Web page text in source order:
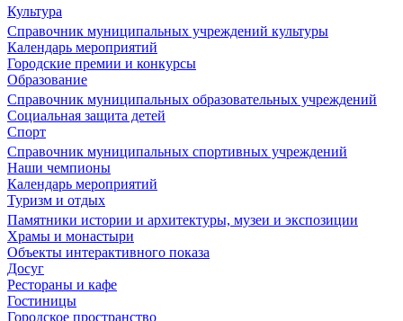
Культура
Справочник муниципальных учреждений культуры
Календарь мероприятий
Городские премии и конкурсы
Образование
Справочник муниципальных образовательных учреждений
Социальная защита детей
Спорт
Справочник муниципальных спортивных учреждений
Наши чемпионы
Календарь мероприятий
Туризм и отдых
Памятники истории и архитектуры, музеи и экспозиции
Храмы и монастыри
Объекты интерактивного показа
Досуг
Рестораны и кафе
Гостиницы
Городское пространство